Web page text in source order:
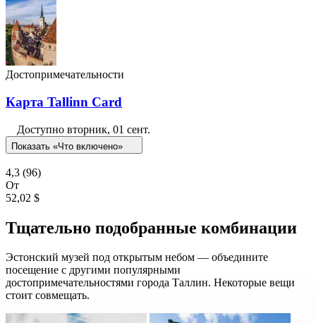
Достопримечательности
Карта Tallinn Card
Доступно вторник, 01 сент.
Показать «Что включено»
4,3 (96)
От
52,02 $
Тщательно подобранные комбинации
Эстонский музей под открытым небом — объедините
посещение с другими популярными
достопримечательностями города Таллин. Некоторые вещи
стоит совмещать.